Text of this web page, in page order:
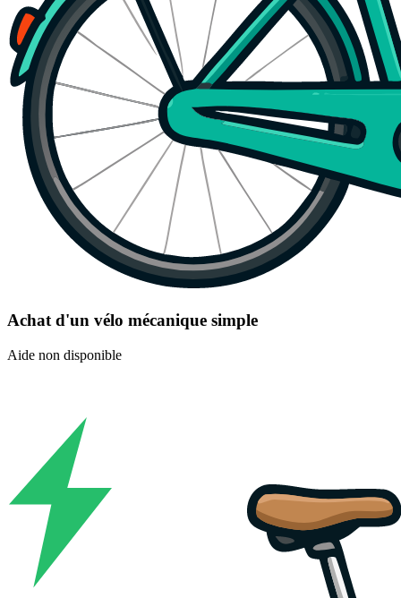
Achat d'un vélo mécanique simple
Aide non disponible